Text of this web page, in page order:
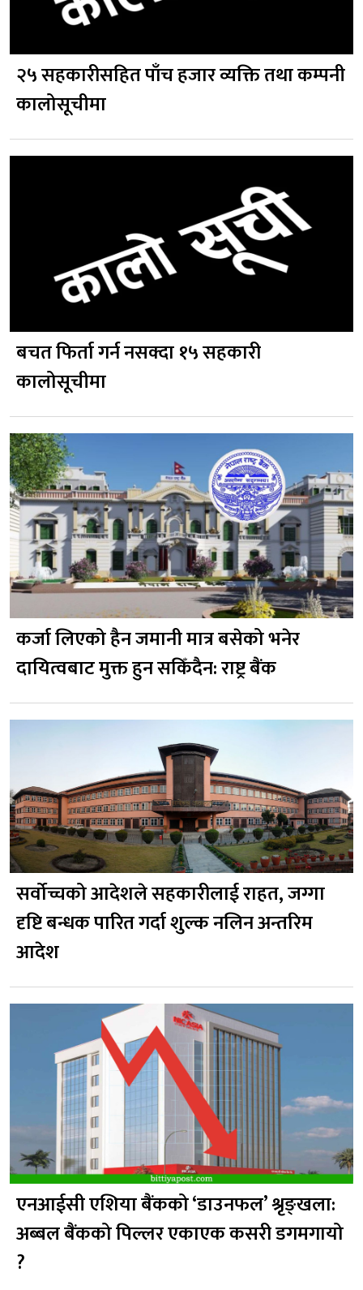
२५ सहकारीसहित पाँच हजार व्यक्ति तथा कम्पनी
कालोसूचीमा
बचत फिर्ता गर्न नसक्दा १५ सहकारी
कालोसूचीमा
कर्जा लिएको हैन जमानी मात्र बसेको भनेर
दायित्वबाट मुक्त हुन सकिँदैन: राष्ट्र बैंक
सर्वोच्चको आदेशले सहकारीलाई राहत, जग्गा
दृष्टि बन्धक पारित गर्दा शुल्क नलिन अन्तरिम
आदेश
एनआईसी एशिया बैंकको ‘डाउनफल’ श्रृङ्खला:
अब्बल बैंकको पिल्लर एकाएक कसरी डगमगायो
?